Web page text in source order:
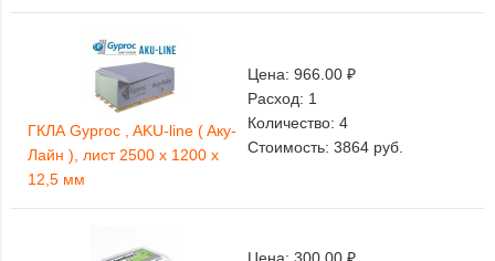
ГКЛА Gyproc , AKU-line ( Aку-
Лайн ), лист 2500 х 1200 х
12,5 мм
Цена: 966.00 ₽
Расход: 1
Количество: 4
Стоимость: 3864 руб.